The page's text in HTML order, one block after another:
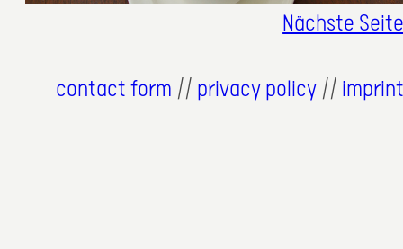
Nächste
contact form // privacy policy //